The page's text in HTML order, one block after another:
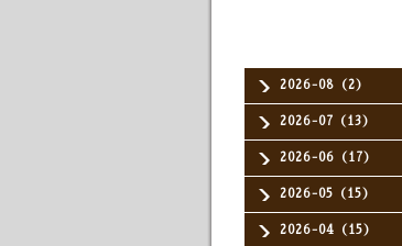
2026-08（2）
2026-07（13）
2026-06（17）
2026-05（15）
2026-04（15）